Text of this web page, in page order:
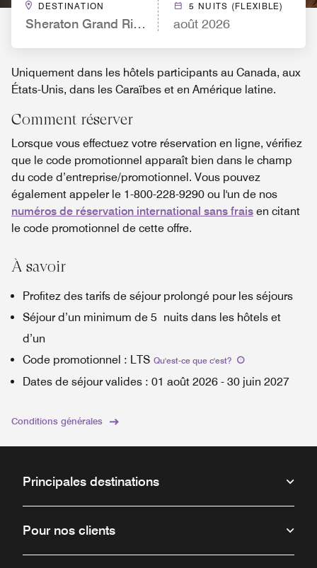
DESTINATION
Sheraton Grand Rio Hotel & Resort
5 NUITS (FLEXIBLE)
août 2026
Uniquement dans les hôtels participants au Canada, aux
États-Unis, dans les Caraïbes et en Amérique latine.
Comment réserver
Lorsque vous effectuez votre réservation en ligne, vérifiez
que le code promotionnel apparaît bien dans le champ
du code d’entreprise/promotionnel. Vous pouvez
également appeler le 1-800-228-9290 ou l'un de nos
numéros de réservation international sans frais en citant
le code promotionnel de cette offre.
À savoir
Profitez des tarifs de séjour prolongé pour les séjours
Séjour d’un minimum de 5 nuits dans les hôtels et
d’un
Code promotionnel : LTS Qu'est-ce que c'est?
Dates de séjour valides : 01 août 2026 - 30 juin 2027
Conditions générales
Principales destinations
Pour nos clients